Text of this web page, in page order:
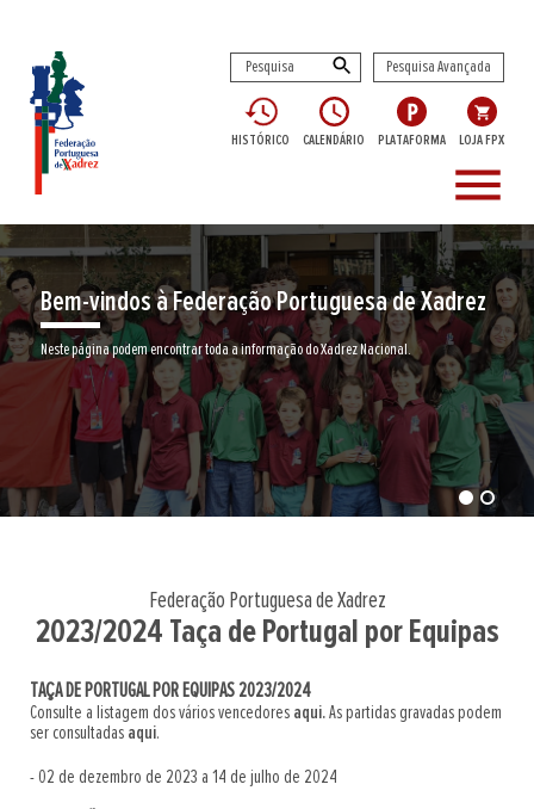
Pesquisa Avançada
HISTÓRICO CALENDÁRIO PLATAFORMA LOJA FPX
menu
Bem-vindos à Federação Portuguesa de Xadrez
Neste página podem encontrar toda a informação do Xadrez Nacional.
Federação Portuguesa de Xadrez
2023/2024 Taça de Portugal por Equipas
TAÇA DE PORTUGAL POR EQUIPAS 2023/2024
Consulte a listagem dos vários vencedores aqui.As partidas gravadas podem
ser consultadas aqui.
- 02 de dezembro de 2023 a 14 de julho de 2024